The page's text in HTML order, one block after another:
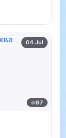
04 Jul
87